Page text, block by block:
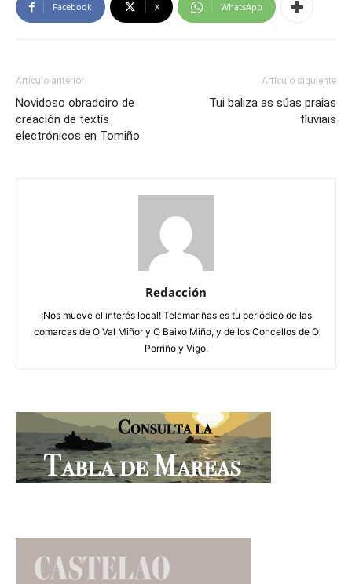
Facebook X WhatsApp
Artículo anterior
Novidoso obradoiro de
creación de textís
electrónicos en Tomiño
Artículo siguiente
Tui baliza as súas praias
fluviais
Redacción
¡Nos mueve el interés local! Telemariñas es tu periódico de las
comarcas de O Val Miñor y O Baixo Miño, y de los Concellos de O
Porriño y Vigo.